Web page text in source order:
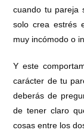
cuando tu pareja
solo crea estrés
muy incómodo o
Y este
carácter de tu
deberás de
de tener claro
cosas entre los